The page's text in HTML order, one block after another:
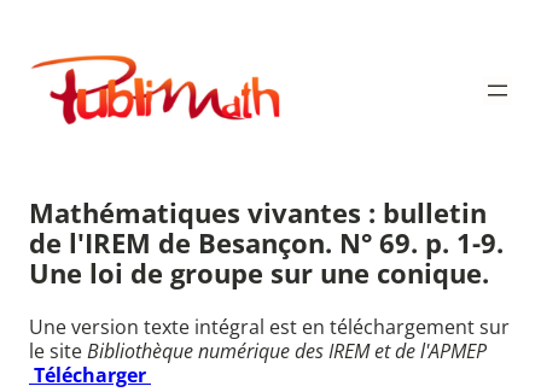
contenu
Publimath
Mathématiques vivantes : bulletin
de l'IREM de Besançon. N° 69. p. 1-9.
Une loi de groupe sur une conique.
Une version texte intégral est en téléchargement sur
le siteBibliothèque numérique des IREM et de l'APMEP
Télécharger